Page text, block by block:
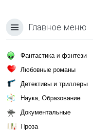
Главное меню
Фантастика и фэнтези
Любовные романы
Детективы и триллеры
Наука, Образование
Документальные
Проза